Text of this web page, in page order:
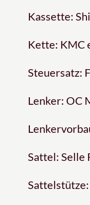
Kassette:
Kette: KMC
Steuersatz:
Lenker: OC
Sattel: Selle